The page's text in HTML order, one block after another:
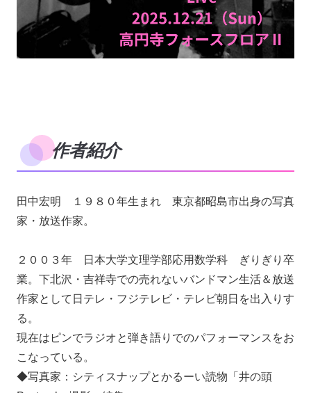
作者紹介
田中宏明 １９８０年生まれ 東京都昭島市出身の写真
家・放送作家。
２００３年 日本大学文理学部応用数学科 ぎりぎり卒
業。下北沢・吉祥寺での売れないバンドマン生活＆放送
作家として日テレ・フジテレビ・テレビ朝日を出入りす
る。
現在はピンでラジオと弾き語りでのパフォーマンスをお
こなっている。
◆写真家：シティスナップとかるーい読物「井の頭